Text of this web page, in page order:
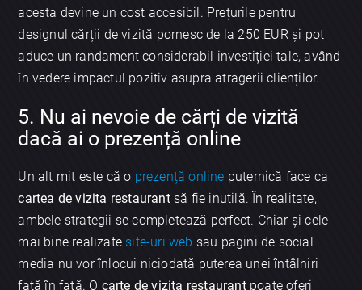
acesta devine un cost accesibil. Prețurile pentru
designul cărții de vizită pornesc de la 250 EUR și pot
aduce un randament considerabil investiției tale, având
în vedere impactul pozitiv asupra atragerii clienților.
5. Nu ai nevoie de cărți de vizită
dacă ai o prezență online
Un alt mit este că o prezență online puternică face ca
cartea de vizita restaurantsă fie inutilă. În realitate,
ambele strategii se completează perfect. Chiar și cele
mai bine realizate site-uri web sau pagini de social
media nu vor înlocui niciodată puterea unei întâlniri
față în față. O carte de vizita restaurantpoate oferi